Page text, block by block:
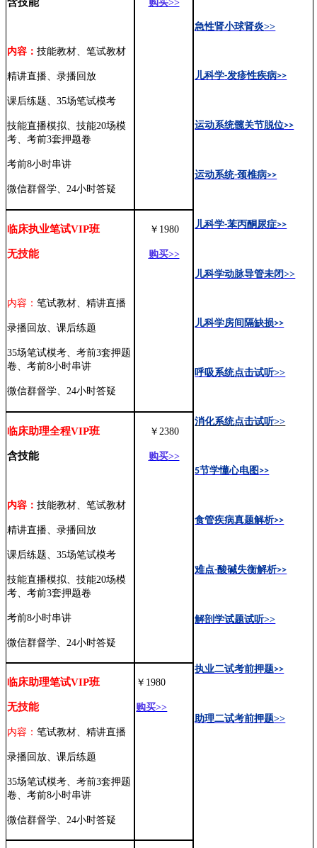
内容：技能教材、笔试教材
精讲直播、录播回放
课后练题、35场笔试模考
技能直播模拟、技能20场模
考、考前3套押题卷
考前8小时串讲
微信群督学、 24小时答疑
购买>>
急性肾小球肾炎>>
儿科学-发疹性疾病>>
运动系统髋关节脱位>>
运动系统-颈椎病>>
儿科学-苯丙酮尿症>>
儿科学动脉导管未闭>>
儿科学房间隔缺损>>
呼吸系统点击试听>>
消化系统点击试听>>
5节学懂心电图 >>
食管疾病真题解析>>
难点-酸碱失衡解析>>
解剖学试题试听>>
执业二试考前押题>>
助理二试考前押题>>
临床执业笔试VIP班
无技能
内容：笔试教材、精讲直播
录播回放、课后练题
35场笔试模考、考前3套押题
卷、考前8小时串讲
微信群督学、 24小时答疑
￥ 1980
购买>>
临床助理全程VIP班
含技能
内容：技能教材、笔试教材
精讲直播、录播回放
课后练题、35场笔试模考
技能直播模拟、技能20场模
考、考前3套押题卷
考前8小时串讲
微信群督学、 24小时答疑
￥ 2380
购买>>
临床助理笔试VIP班
无技能
内容：笔试教材、精讲直播
录播回放、课后练题
35场笔试模考、考前3套押题
卷、考前8小时串讲
微信群督学、 24小时答疑
￥ 1980
购买>>